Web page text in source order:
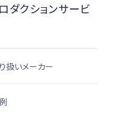
ダクションサービ
扱いメーカー